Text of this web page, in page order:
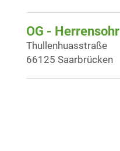
OG - Herrensohr
Thullenhuasstraße
66125 Saarbrücken